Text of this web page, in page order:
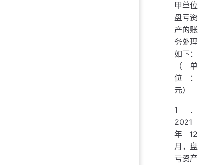
甲单位
盘亏资
产的账
务处理
如下：
（单
位：
元）
1．
2021
年12
月，盘
亏资产